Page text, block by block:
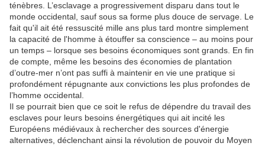
ténèbres. L’esclavage a progressivement disparu dans tout le
monde occidental, sauf sous sa forme plus douce de servage. Le
fait qu'il ait été ressuscité mille ans plus tard montre simplement
la capacité de l'homme à étouffer sa conscience – au moins pour
un temps – lorsque ses besoins économiques sont grands. En fin
de compte, même les besoins des économies de plantation
d’outre-mer n’ont pas suffi à maintenir en vie une pratique si
profondément répugnante aux convictions les plus profondes de
l’homme occidental.
Il se pourrait bien que ce soit le refus de dépendre du travail des
esclaves pour leurs besoins énergétiques qui ait incité les
Européens médiévaux à rechercher des sources d'énergie
alternatives, déclenchant ainsi la révolution de pouvoir du Moyen